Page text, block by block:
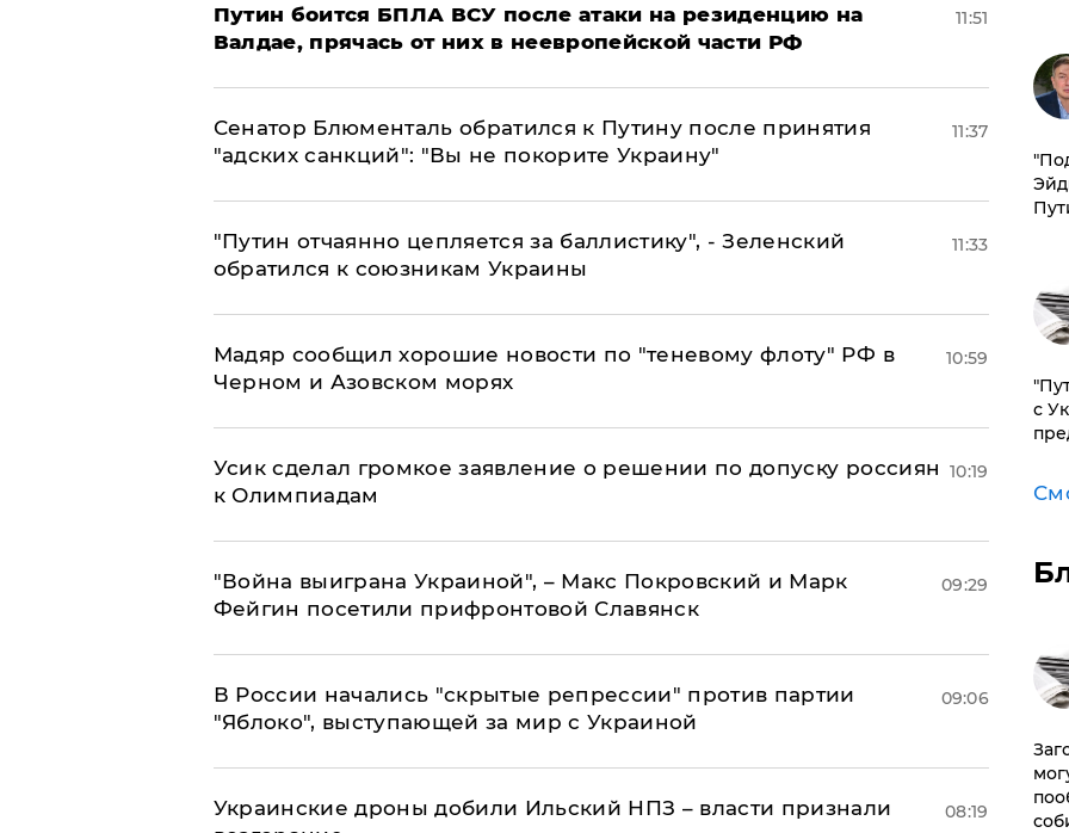
Путин боится БПЛА ВСУ после атаки на резиденцию на
Валдае, прячась от них в неевропейской части РФ
11:51
Сенатор Блюменталь обратился к Путину после принятия
"адских санкций": "Вы не покорите Украину"
11:37
"Путин отчаянно цепляется за баллистику", - Зеленский
обратился к союзникам Украины
11:33
Мадяр сообщил хорошие новости по "теневому флоту" РФ в
Черном и Азовском морях
10:59
Усик сделал громкое заявление о решении по допуску россиян
к Олимпиадам
10:19
"Война выиграна Украиной", – Макс Покровский и Марк
Фейгин посетили прифронтовой Славянск
09:29
В России начались "скрытые репрессии" против партии
"Яблоко", выступающей за мир с Украиной
09:06
Украинские дроны добили Ильский НПЗ – власти признали
08:19
с